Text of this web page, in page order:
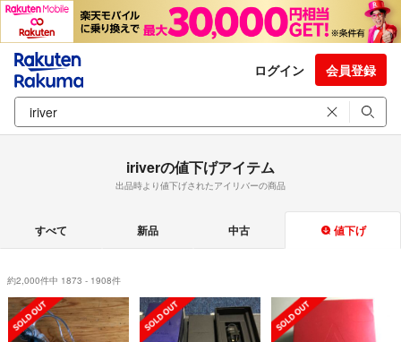
ログイン 会員登録
iriverの値下げアイテム
出品時より値下げされたアイリバーの商品
すべて 新品 中古 値下げ
約2,000件中 1873 - 1908件